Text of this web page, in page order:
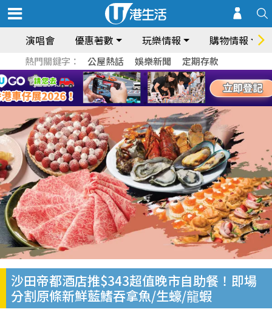
演唱會 優惠著數 玩樂情報 購物情報
熱門關鍵字： 公屋熱話 娛樂新聞 定期存款
沙田帝都酒店推$343超值晚市自助餐！即場
分割原條新鮮藍鰭吞拿魚/⽣蠔/⿓蝦